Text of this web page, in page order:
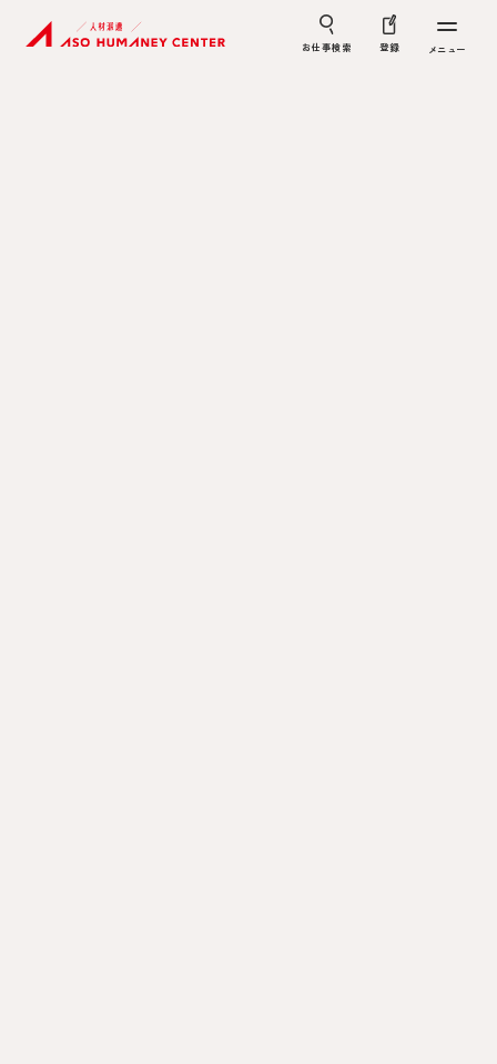
お仕事検索 登録